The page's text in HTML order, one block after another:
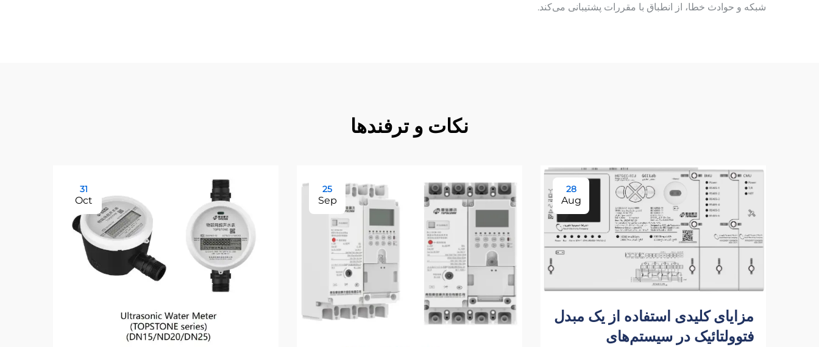
شبکه و حوادث خطا، از انطباق با مقررات پشتیبانی می‌کند.
نکات و ترفندها
28
Aug
مزایای کلیدی استفاده از یک مبدل
فتوولتائیک در سیستم‌های
25
Sep
31
Oct